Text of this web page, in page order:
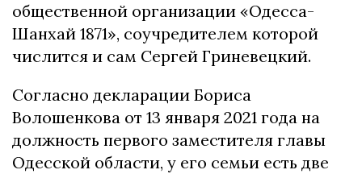
общественной организации «Одесса-
Шанхай 1871», соучредителем которой
числится и сам Сергей Гриневецкий.
Согласно декларации Бориса
Волошенкова от 13 января 2021 года на
должность первого заместителя главы
Одесской области, у его семьи есть две